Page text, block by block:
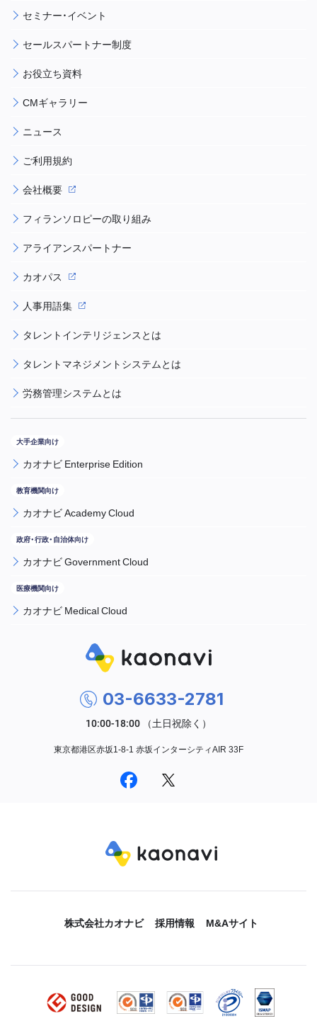
セミナー・イベント
セールスパートナー制度
お役立ち資料
CMギャラリー
ニュース
ご利用規約
会社概要
フィランソロピーの取り組み
アライアンスパートナー
カオパス
人事用語集
タレントインテリジェンスとは
タレントマネジメントシステムとは
労務管理システムとは
カオナビ Enterprise Edition
カオナビ Academy Cloud
カオナビ Government Cloud
カオナビ Medical Cloud
03-6633-2781
東京都港区赤坂1-8-1 赤坂インターシティAIR 33F
株式会社カオナビ 採用情報 M&Aサイト